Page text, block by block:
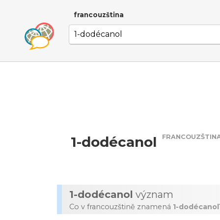
francouzština
1-dodécanol
1-dodécanol význam
Co v francouzštině znamená 1-dodécanol